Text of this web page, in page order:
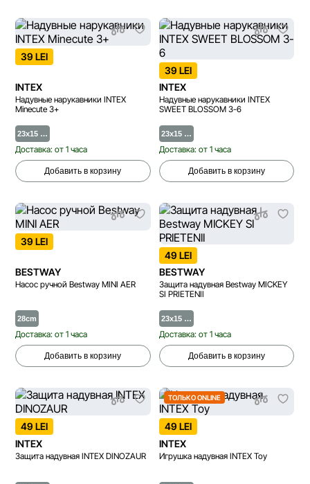
39 LEI
INTEX
Надувные нарукавники INTEX
Minecute 3+
23x15 …
Доставка: от 1 часа
Добавить в корзину
39 LEI
INTEX
Надувные нарукавники INTEX
SWEET BLOSSOM 3-6
23x15 …
Доставка: от 1 часа
Добавить в корзину
39 LEI
BESTWAY
Насос ручной Bestway MINI AER
28cm
Доставка: от 1 часа
Добавить в корзину
49 LEI
BESTWAY
Защита надувная Bestway MICKEY
SI PRIETENII
23x15 …
Доставка: от 1 часа
Добавить в корзину
49 LEI
INTEX
Защита надувная INTEX DINOZAUR
ТОЛЬКО ONLINE
49 LEI
INTEX
Игрушка надувная INTEX Toy